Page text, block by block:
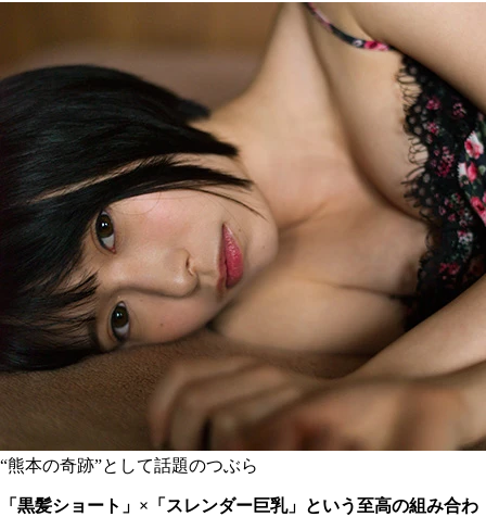
“熊本の奇跡”として話題のつぶら
「黒髪ショート」×「スレンダー巨乳」という至高の組み合わ